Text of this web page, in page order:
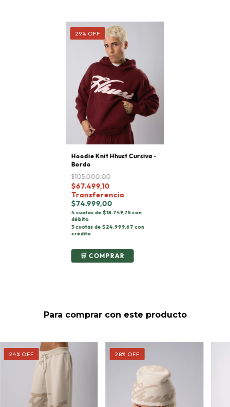
29% OFF
Hoodie Knit Hhust Cursiva -
Bordo
$105.000,00
$67.499,10
Transferencia
$74.999,00
4 cuotas de $18.749,75 con
débito
3 cuotas de $24.999,67 con
crédito
COMPRAR
Para comprar con este producto
24% OFF 28% OFF